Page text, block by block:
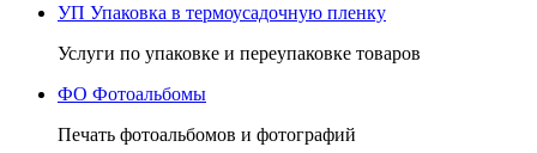
УП Упаковка в термоусадочную пленку
Услуги по упаковке и переупаковке товаров
ФО Фотоальбомы
Печать фотоальбомов и фотографий